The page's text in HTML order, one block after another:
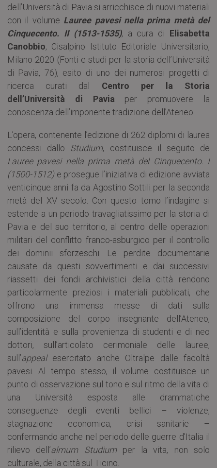
dell’Università di Pavia si arricchisce di nuovi materiali
con il volume Lauree pavesi nella prima metà del
Cinquecento. II (1513-1535), a cura di Elisabetta
Canobbio, Cisalpino Istituto Editoriale Universitario,
Milano 2020 (Fonti e studi per la storia dell’Università
di Pavia, 76), esito di uno dei numerosi progetti di
ricerca curati dal Centro per la Storia
dell’Università di Pavia per promuovere la
conoscenza dell’imponente tradizione dell’Ateneo.
L’opera, contenente l’edizione di 262 diplomi di laurea
concessi dallo Studium, costituisce il seguito de
Lauree pavesi nella prima metà del Cinquecento. I
(1500-1512) e prosegue l’iniziativa di edizione avviata
venticinque anni fa da Agostino Sottili per la seconda
metà del XV secolo. Con questo tomo l’indagine si
estende a un periodo travagliatissimo per la storia di
Pavia e del suo territorio, al centro delle operazioni
militari del conflitto franco-asburgico per il controllo
dei dominii sforzeschi. Le perdite documentarie
causate da questi sovvertimenti e dai successivi
riassetti dei fondi archivistici della città rendono
particolarmente preziosi i materiali pubblicati, che
offrono una immensa messe di dati sulla
composizione del corpo insegnante dell’Ateneo,
sull’identità e sulla provenienza di studenti e di neo
dottori, sull’articolato cerimoniale delle lauree,
sull’appealesercitato anche Oltralpe dalle facoltà
pavesi. Al tempo stesso, il volume costituisce un
punto di osservazione sul tono e sul ritmo della vita di
una Università esposta alle drammatiche
conseguenze degli eventi bellici – violenze,
stagnazione economica, crisi sanitarie –
confermando anche nel periodo delle guerre d’Italia il
rilievo dell’almum Studium per la vita, non solo
culturale, della città sul Ticino.